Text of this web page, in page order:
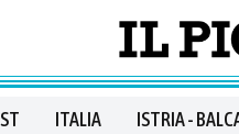
ITALIA ISTRIA -